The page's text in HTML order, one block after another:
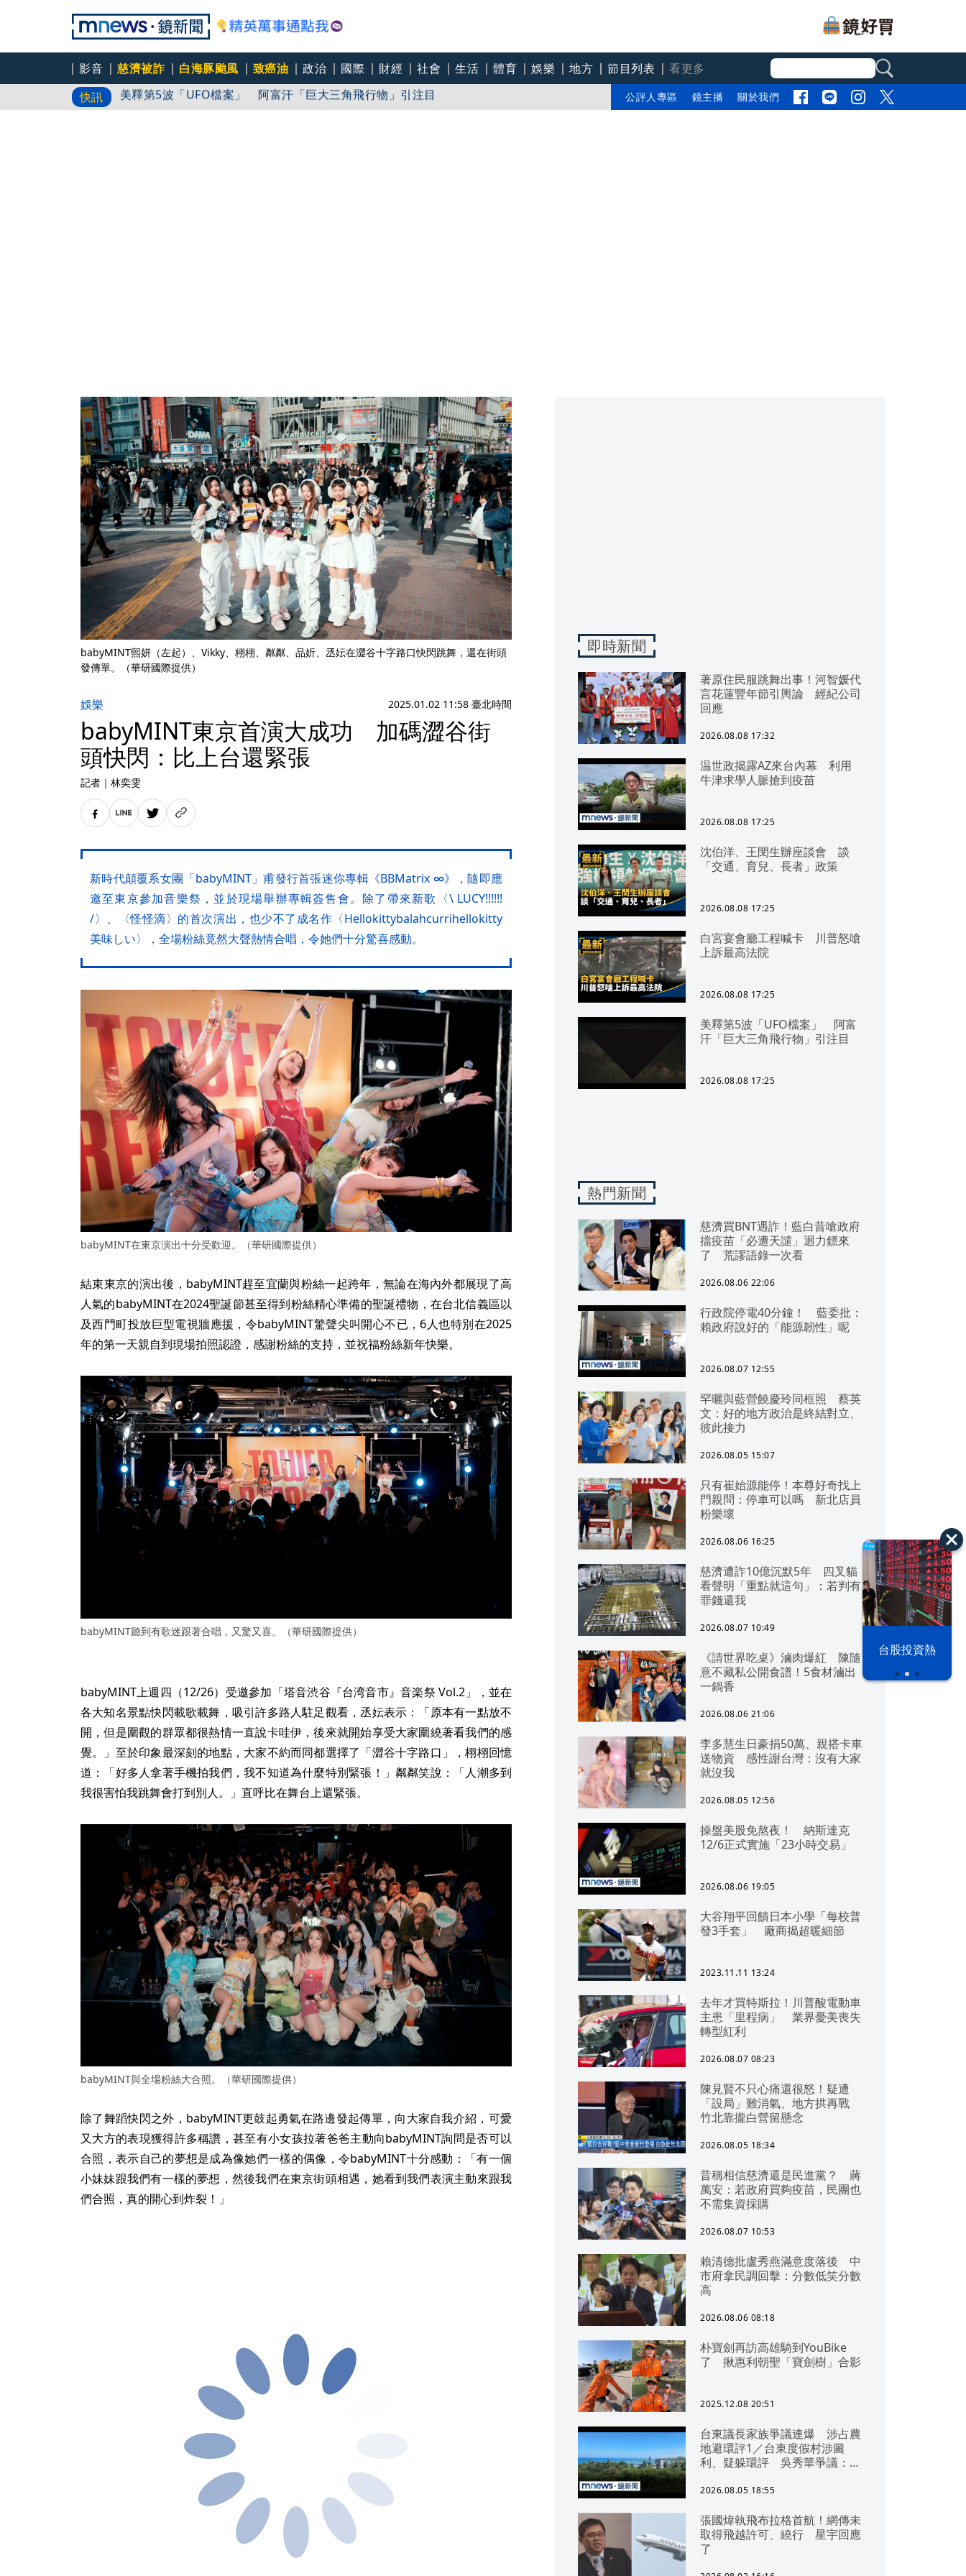
影音 慈濟被詐 白海豚颱風 致癌油 政治 國際 財經 社會 生活 體育 娛樂 地方 節目列表
看更多
快訊
美釋第5波「UFO檔案」 阿富汗「巨大三角飛行物」引注目
澎湖爆惡意棄養！8童擠4坪房「小孩顧小孩」 父母拿完補助落跑
公評人專區 鏡主播 關於我們
漢光42演習 台股投資熱
babyMINT熙妍（左起）、Vikky、栩栩、粼粼、品妡、丞妘在澀谷十字路口快閃跳舞，還在街頭
發傳單。（華研國際提供）
娛樂 2025.01.02 11:58 臺北時間
babyMINT東京首演大成功 加碼澀谷街
頭快閃：比上台還緊張
記者 ｜ 林奕雯
新時代顛覆系女團「babyMINT」甫發行首張迷你專輯《BBMatrix ∞》，隨即應
邀至東京參加音樂祭，並於現場舉辦專輯簽售會。除了帶來新歌〈\ LUCY!!!!!!
/〉、〈怪怪滴〉的首次演出，也少不了成名作〈Hellokittybalahcurrihellokitty
美味しい〉，全場粉絲竟然大聲熱情合唱，令她們十分驚喜感動。
babyMINT在東京演出十分受歡迎。（華研國際提供）
結束東京的演出後，babyMINT趕至宜蘭與粉絲一起跨年，無論在海內外都展現了高
人氣的babyMINT在2024聖誕節甚至得到粉絲精心準備的聖誕禮物，在台北信義區以
及西門町投放巨型電視牆應援，令babyMINT驚聲尖叫開心不已，6人也特別在2025
年的第一天親自到現場拍照認證，感謝粉絲的支持，並祝福粉絲新年快樂。
babyMINT聽到有歌迷跟著合唱，又驚又喜。（華研國際提供）
babyMINT上週四（12/26）受邀參加「塔音渋谷『台湾音市』音楽祭 Vol.2」，並在
各大知名景點快閃載歌載舞，吸引許多路人駐足觀看，丞妘表示：「原本有一點放不
開，但是圍觀的群眾都很熱情一直說卡哇伊，後來就開始享受大家圍繞著看我們的感
覺。」至於印象最深刻的地點，大家不約而同都選擇了「澀谷十字路口」，栩栩回憶
道：「好多人拿著手機拍我們，我不知道為什麼特別緊張！」粼粼笑說：「人潮多到
我很害怕我跳舞會打到別人。」直呼比在舞台上還緊張。
babyMINT與全場粉絲大合照。（華研國際提供）
除了舞蹈快閃之外，babyMINT更鼓起勇氣在路邊發起傳單，向大家自我介紹，可愛
又大方的表現獲得許多稱讚，甚至有小女孩拉著爸爸主動向babyMINT詢問是否可以
合照，表示自己的夢想是成為像她們一樣的偶像，令babyMINT十分感動：「有一個
小妹妹跟我們有一樣的夢想，然後我們在東京街頭相遇，她看到我們表演主動來跟我
們合照，真的開心到炸裂！」
即時新聞
著原住民服跳舞出事！河智媛代
言花蓮豐年節引輿論 經紀公司
回應
2026.08.08 17:32
温世政揭露AZ來台內幕 利用
牛津求學人脈搶到疫苗
2026.08.08 17:25
沈伯洋、王閔生辦座談會 談
「交通、育兒、長者」政策
2026.08.08 17:25
白宮宴會廳工程喊卡 川普怒嗆
上訴最高法院
2026.08.08 17:25
美釋第5波「UFO檔案」 阿富
汗「巨大三角飛行物」引注目
2026.08.08 17:25
熱門新聞
慈濟買BNT遇詐！藍白昔嗆政府
擋疫苗「必遭天譴」迴力鏢來
了 荒謬語錄一次看
2026.08.06 22:06
行政院停電40分鐘！ 藍委批：
賴政府說好的「能源韌性」呢
2026.08.07 12:55
罕曬與藍營饒慶玲同框照 蔡英
文：好的地方政治是終結對立、
彼此接力
2026.08.05 15:07
只有崔始源能停！本尊好奇找上
門親問：停車可以嗎 新北店員
粉樂壞
2026.08.06 16:25
慈濟遭詐10億沉默5年 四叉貓
看聲明「重點就這句」：若判有
罪錢還我
2026.08.07 10:49
《請世界吃桌》滷肉爆紅 陳隨
意不藏私公開食譜！5食材滷出
一鍋香
2026.08.06 21:06
李多慧生日豪捐50萬、親搭卡車
送物資 感性謝台灣：沒有大家
就沒我
2026.08.05 12:56
操盤美股免熬夜！ 納斯達克
12/6正式實施「23小時交易」
2026.08.06 19:05
大谷翔平回饋日本小學「每校普
發3手套」 廠商揭超暖細節
2023.11.11 13:24
去年才買特斯拉！川普酸電動車
主患「里程病」 業界憂美喪失
轉型紅利
2026.08.07 08:23
陳見賢不只心痛還很怒！疑遭
「設局」難消氣、地方拱再戰
竹北靠攏白營留懸念
2026.08.05 18:34
昔稱相信慈濟還是民進黨？ 蔣
萬安：若政府買夠疫苗，民團也
不需集資採購
2026.08.07 10:53
賴清德批盧秀燕滿意度落後 中
市府拿民調回擊：分數低笑分數
高
2026.08.06 08:18
朴寶劍再訪高雄騎到YouBike
了 揪惠利朝聖「寶劍樹」合影
2025.12.08 20:51
台東議長家族爭議連爆 涉占農
地避環評1／台東度假村涉圖
利、疑躲環評 吳秀華爭議：概
2026.08.05 18:55
張國煒執飛布拉格首航！網傳未
取得飛越許可、繞行 星宇回應
了